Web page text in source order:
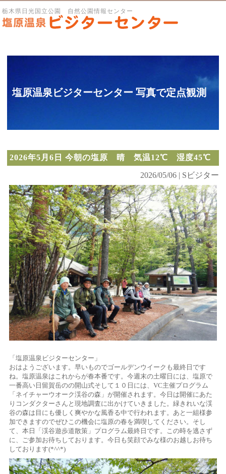
栃木県日光国立公園 自然公園情報センター
塩原温泉ビジターセンター 写真で定点観測
2026年5月6日 今朝の塩原 晴 気温12℃ 湿度45℃
2026/05/06 | Sビジター
「塩原温泉ビジターセンター」
おはようございます。早いものでゴールデンウイークも最終日です
ね。塩原温泉はこれからが春本番です。今週末の土曜日には、塩原で
一番高い日留賀岳のの開山式そして１０日には、VC主催プログラム
「ネイチャーウオーク渓谷の森」が開催されます。今日は開催にあた
りコンダクターさんと現地調査に出かけていきました。緑きれいな渓
谷の森は目にも優しく爽やかな風香る中で行われます。あと一組様参
加できますのでぜひこの機会に塩原の春を満喫してください。そし
て、本日「渓谷遊歩道散策」プログラム最終日です。この時を逃さず
に、ご参加お待ちしております。今日も笑顔でみな様のお越しお待ち
しております(*^^*)